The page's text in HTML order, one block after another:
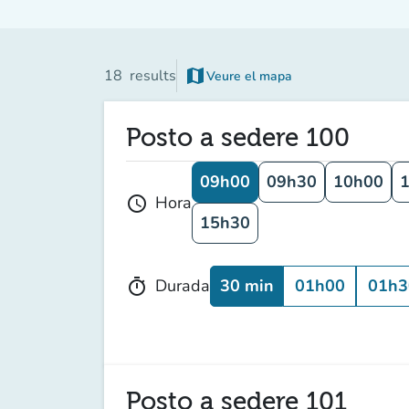
18 results map Veure el mapa
(new tab)
Posto a sedere 100
schedule Hora
09h00 09h30 10h00
15h30
timer Durada 30 min 01h00
Posto a sedere 101